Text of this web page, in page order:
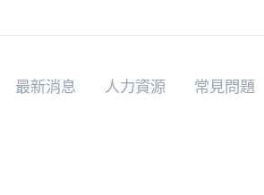
最新消息 人力資源 常見問題